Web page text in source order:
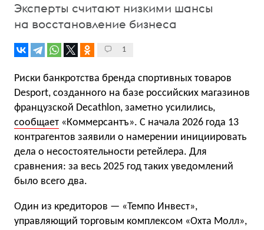
Эксперты считают низкими шансы
на восстановление бизнеса
1
Риски банкротства бренда спортивных товаров
Desport, созданного на базе российских магазинов
французской Decathlon, заметно усилились,
сообщает «Коммерсантъ». С начала 2026 года 13
контрагентов заявили о намерении инициировать
дела о несостоятельности ретейлера. Для
сравнения: за весь 2025 год таких уведомлений
было всего два.
Один из кредиторов — «Темпо Инвест»,
управляющий торговым комплексом «Охта Молл»,